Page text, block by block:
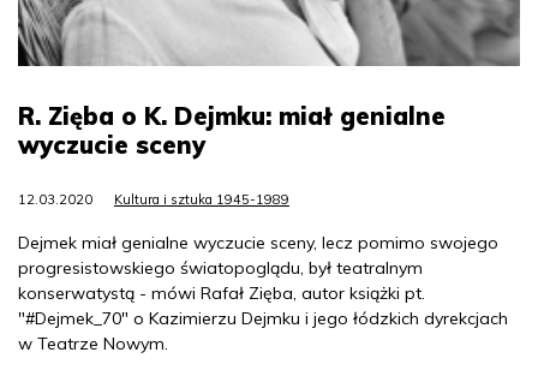
R. Zięba o K. Dejmku: miał genialne
wyczucie sceny
12.03.2020 Kultura i sztuka 1945-1989
Dejmek miał genialne wyczucie sceny, lecz pomimo swojego
progresistowskiego światopoglądu, był teatralnym
konserwatystą - mówi Rafał Zięba, autor książki pt.
"#Dejmek_70" o Kazimierzu Dejmku i jego łódzkich dyrekcjach
w Teatrze Nowym.